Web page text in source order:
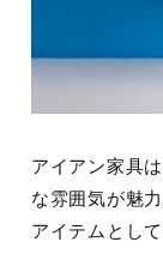
アイアン家具
な雰囲気が魅
アイテムとし